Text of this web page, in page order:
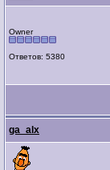
Owner
Ответов: 5380
ga_alx